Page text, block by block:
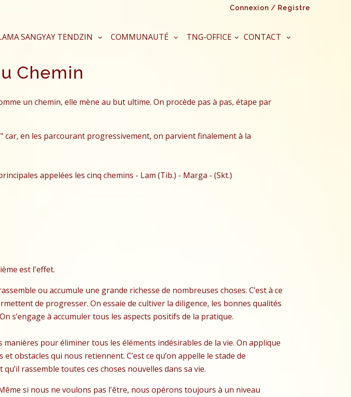
Connexion / Registre
SANGYAY TENDZIN COMMUNAUTÉ TNG-OFFICE CONTACT
Chemin
un chemin, elle mène au but ultime. On procède pas à pas, étape par
car, en les parcourant progressivement, on parvient finalement à la
appelées les cinq chemins - Lam (Tib.) - Marga - (Skt.)
est l'effet.
ou accumule une grande richesse de nombreuses choses. C’est à ce
de progresser. On essaie de cultiver la diligence, les bonnes qualités
s’engage à accumuler tous les aspects positifs de la pratique.
pour éliminer tous les éléments indésirables de la vie. On applique
obstacles qui nous retiennent. C’est ce qu’on appelle le stade de
rassemble toutes ces choses nouvelles dans sa vie.
si nous ne voulons pas l'être, nous opérons toujours à un niveau